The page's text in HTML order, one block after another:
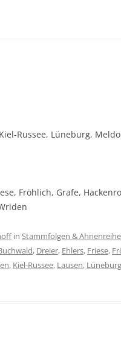
Russee, Lüneburg,
Fröhlich, Grafe,
in Stammfolgen &
, Dreier, Ehlers, Friese,
, Kiel-Russee, Lausen, Lüneburg